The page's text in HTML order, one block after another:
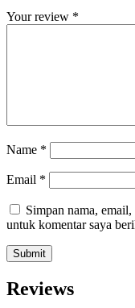
Your review *
Name *
Email *
Simpan nama,
untuk komentar saya
Reviews